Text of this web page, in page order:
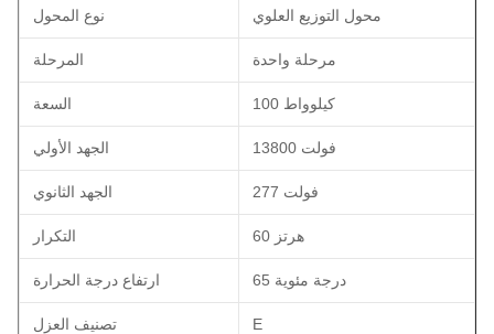
نوع المحول محول التوزيع العلوي
المرحلة مرحلة واحدة
السعة 100 كيلوواط
الجهد الأولي 13800 فولت
الجهد الثانوي 277 فولت
التكرار 60 هرتز
ارتفاع درجة الحرارة 65 درجة مئوية
تصنيف العزل E